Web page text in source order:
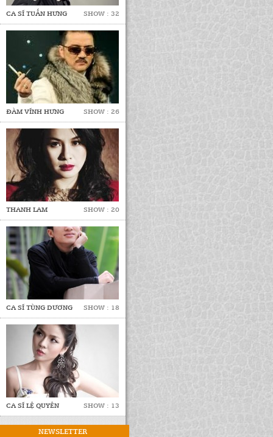
CA SĨ TUẤN HƯNG SHOW : 32
ĐÀM VĨNH HƯNG SHOW : 26
THANH LAM SHOW : 20
CA SĨ TÙNG DƯƠNG SHOW : 18
CA SĨ LỆ QUYÊN SHOW : 13
NEWSLETTER